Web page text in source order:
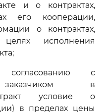
и о контрактах,
его кооперации,
о контрактах,
исполнения
с
заказчиком в
условие о
в пределах цены